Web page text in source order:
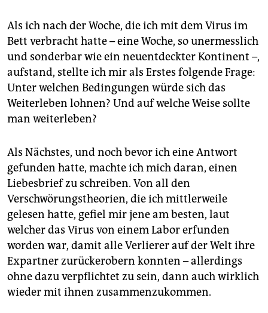
Als ich nach der Woche, die ich mit dem Virus im
Bett verbracht hatte – eine Woche, so unermesslich
und sonderbar wie ein neuentdeckter Kontinent –,
aufstand, stellte ich mir als Erstes folgende Frage:
Unter welchen Bedingungen würde sich das
Weiterleben lohnen? Und auf welche Weise sollte
man weiterleben?
Als Nächstes, und noch bevor ich eine Antwort
gefunden hatte, machte ich mich daran, einen
Liebesbrief zu schreiben. Von all den
Verschwörungstheorien, die ich mittlerweile
gelesen hatte, gefiel mir jene am besten, laut
welcher das Virus von einem Labor erfunden
worden war, damit alle Verlierer auf der Welt ihre
Expartner zurückerobern konnten – allerdings
ohne dazu verpflichtet zu sein, dann auch wirklich
wieder mit ihnen zusammenzukommen.